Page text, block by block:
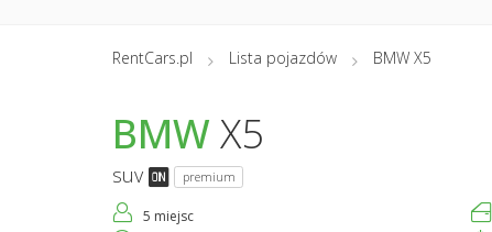
RentCars.pl Lista pojazdów BMW X5
BMW X5
suv premium
5 miejsc